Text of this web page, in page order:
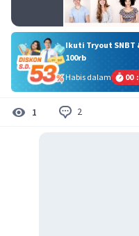
Ikuti Tryout SNBT
100rb
Habis dalam
00 :
1 2